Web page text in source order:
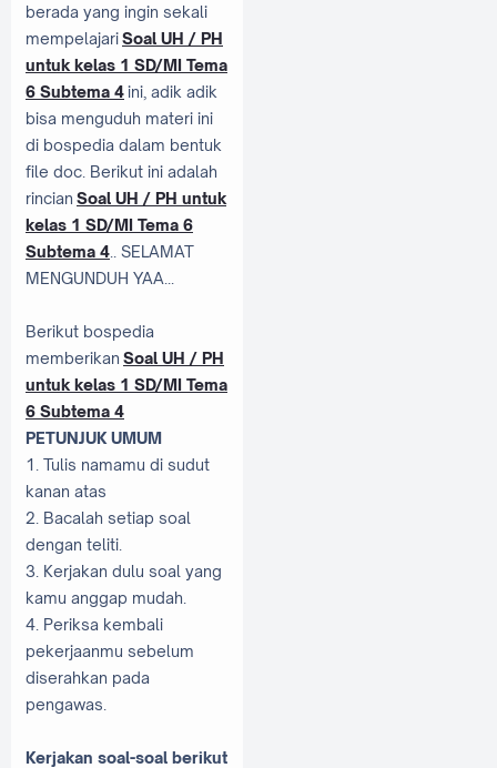
berada yang ingin sekali
mempelajariSoal UH / PH
untuk kelas 1 SD/MI Tema
6 Subtema 4ini, adik adik
bisa menguduh materi ini
di bospedia dalam bentuk
file doc. Berikut ini adalah
rincian Soal UH / PH untuk
kelas 1 SD/MI Tema 6
Subtema 4 .. SELAMAT
MENGUNDUH YAA...
Berikut bospedia
memberikan Soal UH / PH
untuk kelas 1 SD/MI Tema
6 Subtema 4
PETUNJUK UMUM
1. Tulis namamu di sudut
kanan atas
2. Bacalah setiap soal
dengan teliti.
3. Kerjakan dulu soal yang
kamu anggap mudah.
4. Periksa kembali
pekerjaanmu sebelum
diserahkan pada
pengawas.
Kerjakan soal-soal berikut